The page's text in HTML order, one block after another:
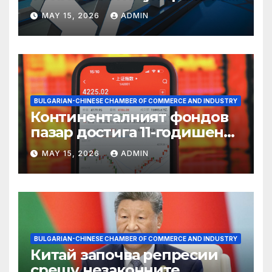
пазаруването 618
MAY 15, 2026 ADMIN
BULGARIAN-CHINESE CHAMBER OF COMMERCE AND INDUSTRY
Континенталният фондов
пазар достига 11-годишен
връх
MAY 15, 2026 ADMIN
BULGARIAN-CHINESE CHAMBER OF COMMERCE AND INDUSTRY
Китай започва репресии